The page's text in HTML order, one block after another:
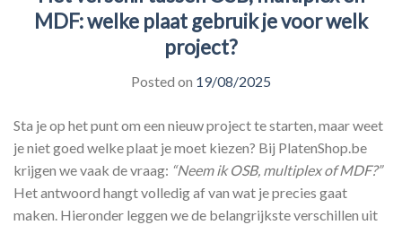
MDF: welke plaat gebruik je voor welk
project?
Posted on 19/08/2025
Sta je op het punt om een nieuw project te starten, maar weet
je niet goed welke plaat je moet kiezen? Bij PlatenShop.be
krijgen we vaak de vraag: “Neem ik OSB, multiplex of MDF?”
Het antwoord hangt volledig af van wat je precies gaat
maken. Hieronder leggen we de belangrijkste verschillen uit